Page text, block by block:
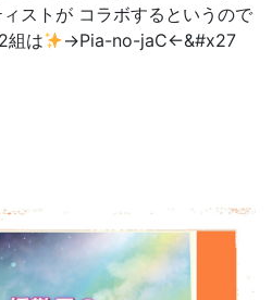
ストが コラボするというので
組は
→Pia-no-jaC←&#x27